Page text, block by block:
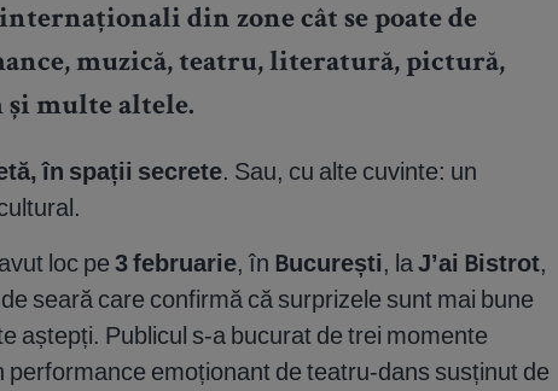
din zone cât se poate de
muzică, teatru, literatură, pictură,
și multe altele.
în spații secrete. Sau, cu alte cuvinte: un
loc pe 3 februarie, în București, laJ’ai Bistrot,
seară care confirmă că surprizele sunt mai bune
aștepți. Publicul s-a bucurat de trei momente
performance emoționant de teatru-dans susținut de